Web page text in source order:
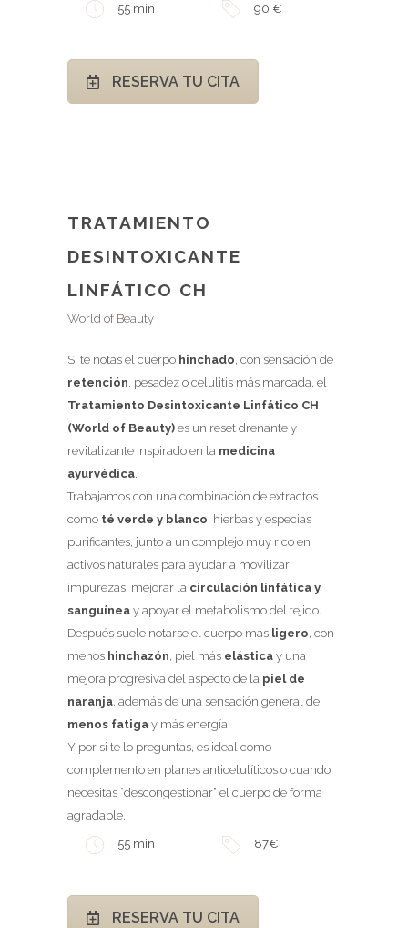
55 min 90 €
RESERVA TU CITA
TRATAMIENTO
DESINTOXICANTE
LINFÁTICO CH
World of Beauty
Si te notas el cuerpo hinchado, con sensación de
retención, pesadez o celulitis más marcada, el
Tratamiento Desintoxicante Linfático CH
(World of Beauty) es un reset drenante y
revitalizante inspirado en la medicina
ayurvédica.
Trabajamos con una combinación de extractos
como té verde y blanco, hierbas y especias
purificantes, junto a un complejo muy rico en
activos naturales para ayudar a movilizar
impurezas, mejorar la circulación linfática y
sanguínea y apoyar el metabolismo del tejido.
Después suele notarse el cuerpo más ligero, con
menos hinchazón, piel más elástica y una
mejora progresiva del aspecto de la piel de
naranja, además de una sensación general de
menos fatiga y más energía.
Y por si te lo preguntas, es ideal como
complemento en planes anticelulíticos o cuando
necesitas “descongestionar” el cuerpo de forma
agradable.
55 min 87€
RESERVA TU CITA